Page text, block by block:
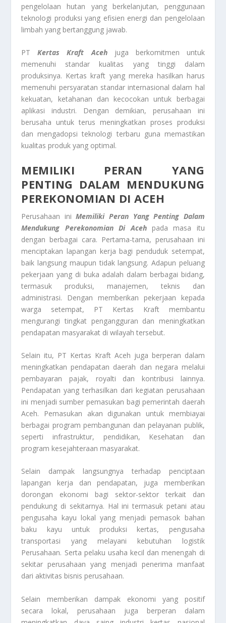
pengelolaan hutan yang berkelanjutan, penggunaan
teknologi produksi yang efisien energi dan pengelolaan
limbah yang bertanggung jawab.
PTKertas Kraft Acehjuga berkomitmen untuk
memenuhi standar kualitas yang tinggi dalam
produksinya. Kertas kraft yang mereka hasilkan harus
memenuhi persyaratan standar internasional dalam hal
kekuatan, ketahanan dan kecocokan untuk berbagai
aplikasi industri. Dengan demikian, perusahaan ini
berusaha untuk terus meningkatkan proses produksi
dan mengadopsi teknologi terbaru guna memastikan
kualitas produk yang optimal.
MEMILIKI PERAN YANG
PENTING DALAM MENDUKUNG
PEREKONOMIAN DI ACEH
Perusahaan iniMemiliki Peran Yang Penting Dalam
Mendukung Perekonomian Di Acehpada masa itu
dengan berbagai cara. Pertama-tama, perusahaan ini
menciptakan lapangan kerja bagi penduduk setempat,
baik langsung maupun tidak langsung. Adapun peluang
pekerjaan yang di buka adalah dalam berbagai bidang,
termasuk produksi, manajemen, teknis dan
administrasi. Dengan memberikan pekerjaan kepada
warga setempat, PT Kertas Kraft membantu
mengurangi tingkat pengangguran dan meningkatkan
pendapatan masyarakat di wilayah tersebut.
Selain itu, PT Kertas Kraft Aceh juga berperan dalam
meningkatkan pendapatan daerah dan negara melalui
pembayaran pajak, royalti dan kontribusi lainnya.
Pendapatan yang terhasilkan dari kegiatan perusahaan
ini menjadi sumber pemasukan bagi pemerintah daerah
Aceh. Pemasukan akan digunakan untuk membiayai
berbagai program pembangunan dan pelayanan publik,
seperti infrastruktur, pendidikan, Kesehatan dan
program kesejahteraan masyarakat.
Selain dampak langsungnya terhadap penciptaan
lapangan kerja dan pendapatan, juga memberikan
dorongan ekonomi bagi sektor-sektor terkait dan
pendukung di sekitarnya. Hal ini termasuk petani atau
pengusaha kayu lokal yang menjadi pemasok bahan
baku kayu untuk produksi kertas, pengusaha
transportasi yang melayani kebutuhan logistik
Perusahaan. Serta pelaku usaha kecil dan menengah di
sekitar perusahaan yang menjadi penerima manfaat
dari aktivitas bisnis perusahaan.
Selain memberikan dampak ekonomi yang positif
secara lokal, perusahaan juga berperan dalam